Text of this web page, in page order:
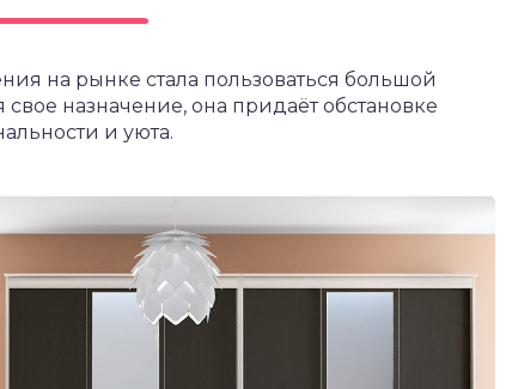
на рынке стала пользоваться большой
назначение, она придаёт обстановке
и уюта.